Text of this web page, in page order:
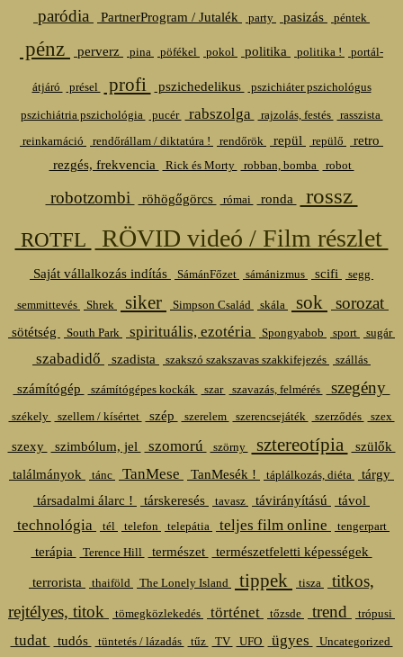
paródia PartnerProgram / Jutalék party pasizás péntek
pénz perverz pina pöfékel pokol politika politika ! portál-
átjáró présel profi pszichedelikus pszichiáter pszichológus
pszichiátria pszichológia pucér rabszolga rajzolás, festés
rasszista
reinkarnáció
rendőrállam / diktatúra ! rendőrök repül repülő
retro
rezgés, frekvencia
Rick és Morty robban, bomba robot
robotzombi röhögőgörcs római ronda rossz
ROTFL RÖVID videó / Film részlet
Saját vállalkozás indítás SámánFőzet sámánizmus scifi segg
semmittevés Shrek siker Simpson Család skála sok sorozat
sötétség South Park spirituális, ezotéria Spongyabob sport sugár
szabadidő szadista szakszó szakszavas szakkifejezés szállás
számítógép számítógépes kockák szar szavazás, felmérés szegény
székely szellem / kísértet szép szerelem szerencsejáték szerződés szex
szexy szimbólum, jel szomorú szörny sztereotípia
szülők
találmányok
tánc TanMese TanMesék ! táplálkozás, diéta
tárgy
társadalmi álarc !
társkeresés tavasz távirányítású távol
technológia tél telefon telepátia teljes film online tengerpart
terápia Terence Hill természet
természetfeletti képességek
terrorista
thaiföld The Lonely Island tippek tisza
titkos,
rejtélyes, titok
tömegközlekedés történet tőzsde trend trópusi
tudat tudós tüntetés / lázadás tűz TV UFO ügyes
Uncategorized